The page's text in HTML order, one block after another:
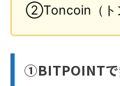
②Toncoin（ト
①BITPOINTで